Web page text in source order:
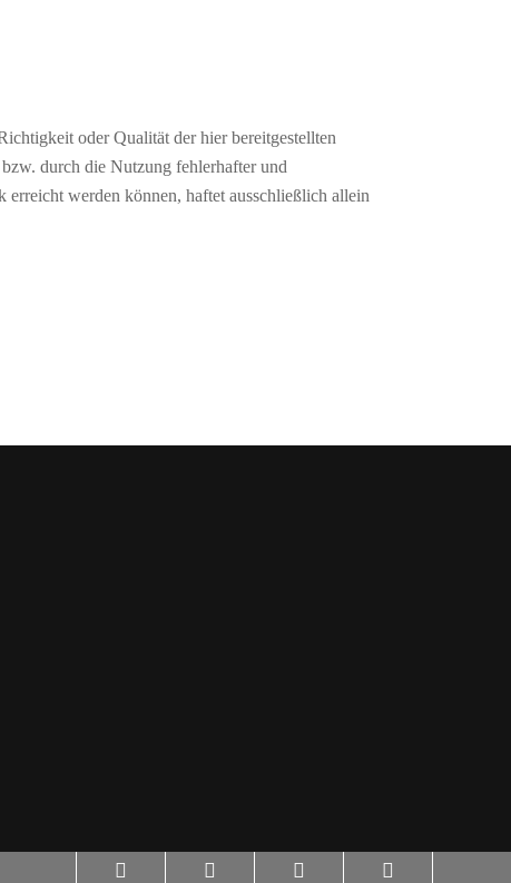
oder Qualität der hier bereitgestellten
durch die Nutzung fehlerhafter und
werden können, haftet ausschließlich allein